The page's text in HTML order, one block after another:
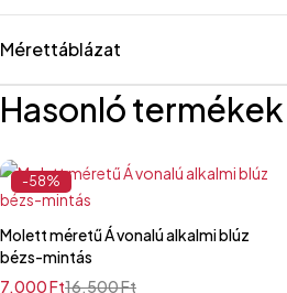
Mérettáblázat
Hasonló termékek
-58%
Molett méretű Á vonalú alkalmi blúz
bézs-mintás
16.500Ft
7.000Ft